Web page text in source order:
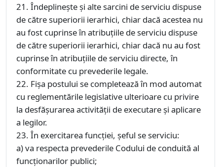
21. Îndeplineşte şi alte sarcini de serviciu dispuse
de către superiorii ierarhici, chiar dacă acestea nu
au fost cuprinse în atribuţiile de serviciu dispuse
de către superiorii ierarhici, chiar dacă nu au fost
cuprinse în atribuțiile de serviciu directe, în
conformitate cu prevederile legale.
22. Fişa postului se completează în mod automat
cu reglementările legislative ulterioare cu privire
la desfăşurarea activităţii de executare şi aplicare
a legilor.
23. În exercitarea funcţiei, şeful se serviciu:
a) va respecta prevederile Codului de conduită al
funcţionarilor publici;